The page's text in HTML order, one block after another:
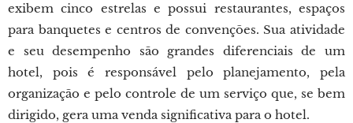
exibem cinco estrelas e possui restaurantes, espaços
para banquetes e centros de convenções. Sua atividade
e seu desempenho são grandes diferenciais de um
hotel, pois é responsável pelo planejamento, pela
organização e pelo controle de um serviço que, se bem
dirigido, gera uma venda significativa para o hotel.